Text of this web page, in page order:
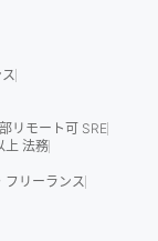
リモート可 SRE
上 法務
フリーランス